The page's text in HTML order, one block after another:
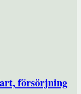
försörjning